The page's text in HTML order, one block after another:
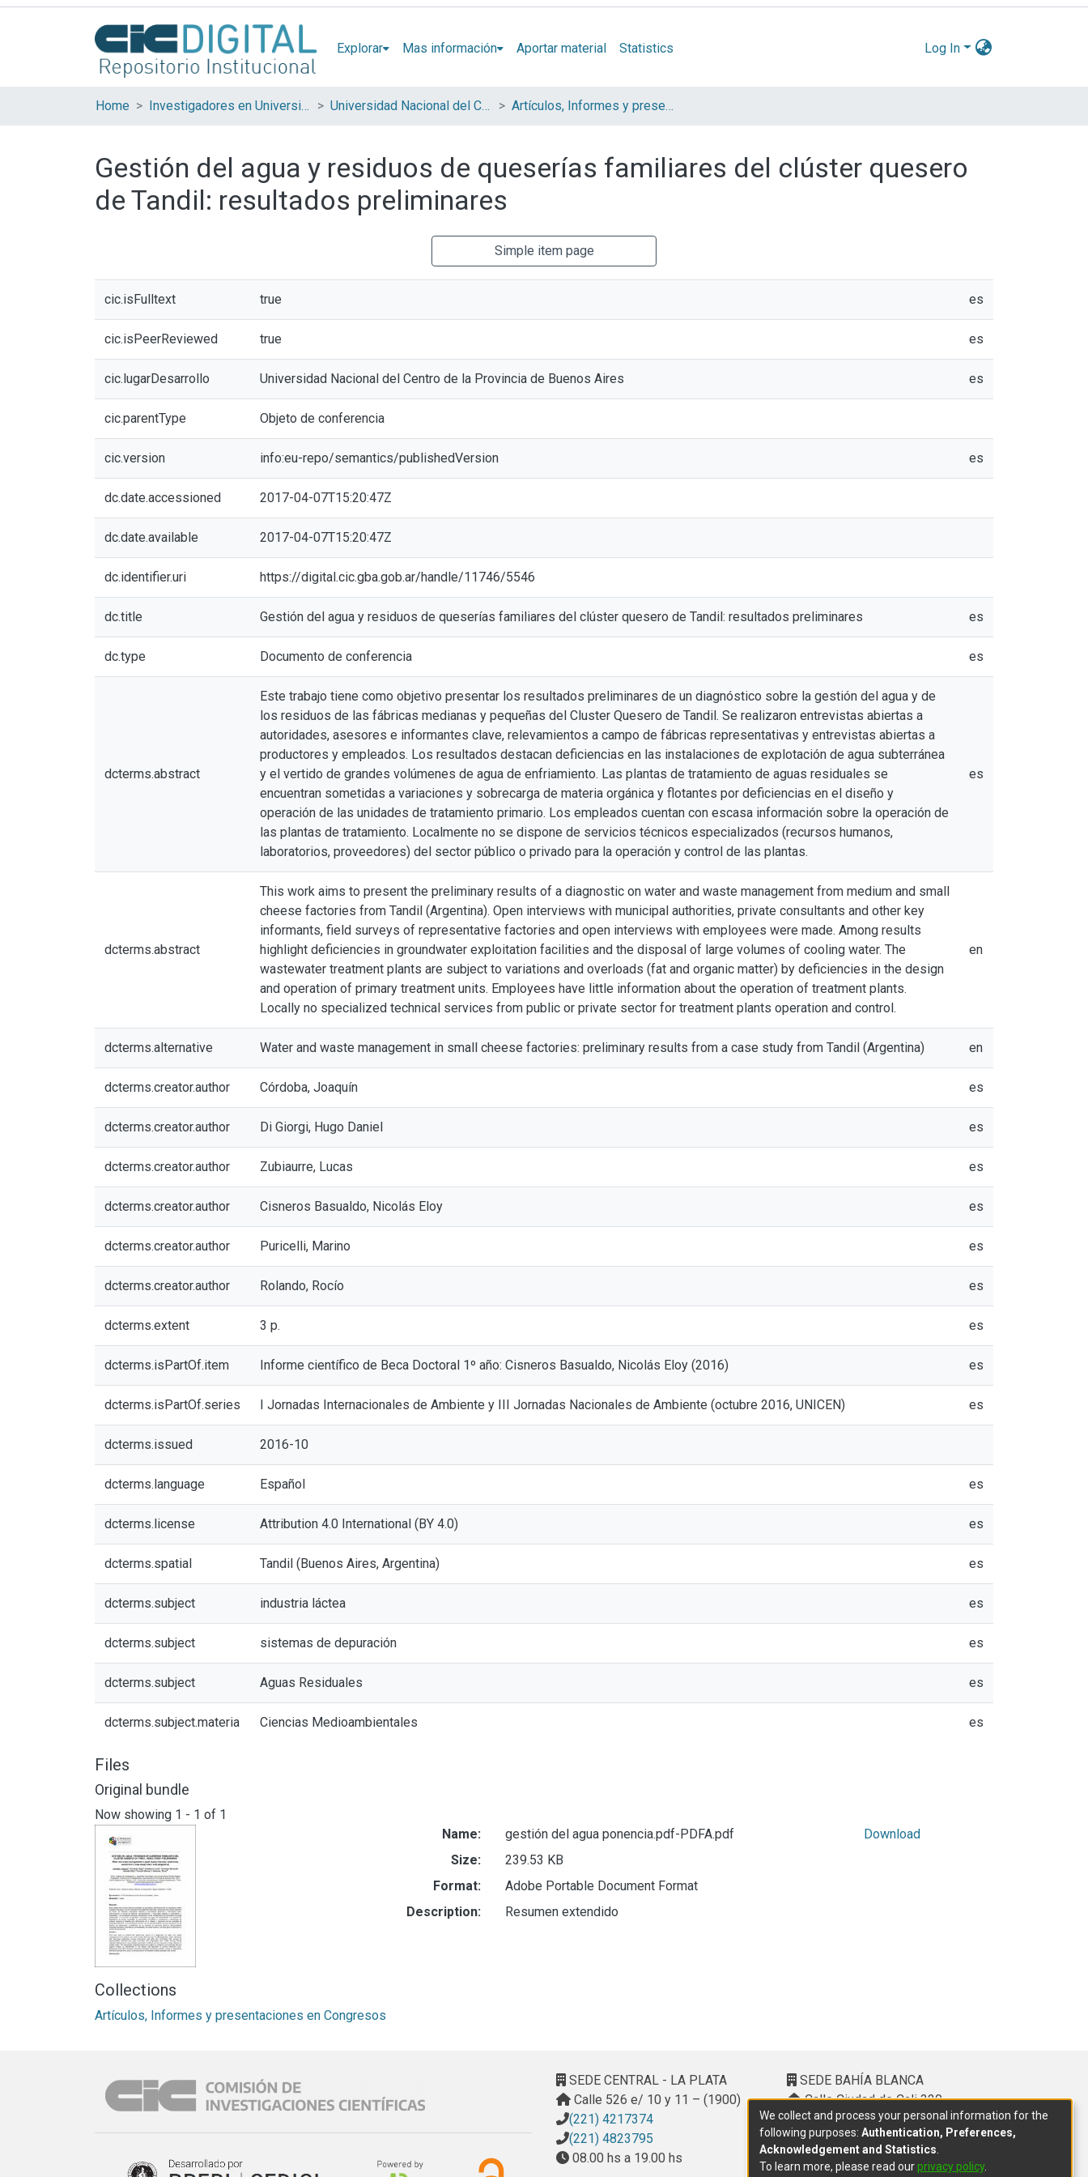
Explorar Mas información Aportar material Statistics Log In
Home Investigadores en Universidades Nacionales de la provincia de Buenos Aires Universidad Nacional del Centro de la Provincia de Buenos Aires (UNICEN) Artículos, Informes y presentaciones en Congresos
Gestión del agua y residuos de queserías familiares del clúster quesero
de Tandil: resultados preliminares
Simple item page
cic.isFulltext true es
cic.isPeerReviewed true es
cic.lugarDesarrollo Universidad Nacional del Centro de la Provincia de Buenos Aires es
cic.parentType Objeto de conferencia
cic.version info:eu-repo/semantics/publishedVersion es
dc.date.accessioned 2017-04-07T15:20:47Z
dc.date.available 2017-04-07T15:20:47Z
dc.identifier.uri https://digital.cic.gba.gob.ar/handle/11746/5546
dc.title Gestión del agua y residuos de queserías familiares del clúster quesero de Tandil: resultados preliminares es
dc.type Documento de conferencia es
dcterms.abstract
Este trabajo tiene como objetivo presentar los resultados preliminares de un diagnóstico sobre la gestión del agua y de
los residuos de las fábricas medianas y pequeñas del Cluster Quesero de Tandil. Se realizaron entrevistas abiertas a
autoridades, asesores e informantes clave, relevamientos a campo de fábricas representativas y entrevistas abiertas a
productores y empleados. Los resultados destacan deficiencias en las instalaciones de explotación de agua subterránea
y el vertido de grandes volúmenes de agua de enfriamiento. Las plantas de tratamiento de aguas residuales se
encuentran sometidas a variaciones y sobrecarga de materia orgánica y flotantes por deficiencias en el diseño y
operación de las unidades de tratamiento primario. Los empleados cuentan con escasa información sobre la operación de
las plantas de tratamiento. Localmente no se dispone de servicios técnicos especializados (recursos humanos,
laboratorios, proveedores) del sector público o privado para la operación y control de las plantas.
es
dcterms.abstract
This work aims to present the preliminary results of a diagnostic on water and waste management from medium and small
cheese factories from Tandil (Argentina). Open interviews with municipal authorities, private consultants and other key
informants, field surveys of representative factories and open interviews with employees were made. Among results
highlight deficiencies in groundwater exploitation facilities and the disposal of large volumes of cooling water. The
wastewater treatment plants are subject to variations and overloads (fat and organic matter) by deficiencies in the design
and operation of primary treatment units. Employees have little information about the operation of treatment plants.
Locally no specialized technical services from public or private sector for treatment plants operation and control.
en
dcterms.alternative Water and waste management in small cheese factories: preliminary results from a case study from Tandil (Argentina) en
dcterms.creator.author Córdoba, Joaquín es
dcterms.creator.author Di Giorgi, Hugo Daniel es
dcterms.creator.author Zubiaurre, Lucas es
dcterms.creator.author Cisneros Basualdo, Nicolás Eloy es
dcterms.creator.author Puricelli, Marino es
dcterms.creator.author Rolando, Rocío es
dcterms.extent 3 p. es
dcterms.isPartOf.item Informe científico de Beca Doctoral 1º año: Cisneros Basualdo, Nicolás Eloy (2016) es
dcterms.isPartOf.series I Jornadas Internacionales de Ambiente y III Jornadas Nacionales de Ambiente (octubre 2016, UNICEN) es
dcterms.issued 2016-10
dcterms.language Español es
dcterms.license Attribution 4.0 International (BY 4.0) es
dcterms.spatial Tandil (Buenos Aires, Argentina) es
dcterms.subject industria láctea es
dcterms.subject sistemas de depuración es
dcterms.subject Aguas Residuales es
dcterms.subject.materia Ciencias Medioambientales es
Files
Original bundle
Now showing 1 - 1 of 1
Name:
gestión del agua ponencia.pdf-PDFA.pdf
Size:
239.53 KB
Format:
Adobe Portable Document Format
Description:
Resumen extendido
Download
Collections
Artículos, Informes y presentaciones en Congresos
SEDE CENTRAL - LA PLATA
Calle 526 e/ 10 y 11 – (1900)
(221) 4217374
(221) 4823795
08.00 hs a 19.00 hs
SEDE BAHÍA BLANCA
Calle Ciudad de Cali 320 –
(8000). Universidad Provincial del
Sudoeste (UPSO)
(291) 459 2550, interno 147
We collect and process your personal information for the
following purposes: Authentication, Preferences,
Acknowledgement and Statistics
To learn more, please read ourprivacy policy.